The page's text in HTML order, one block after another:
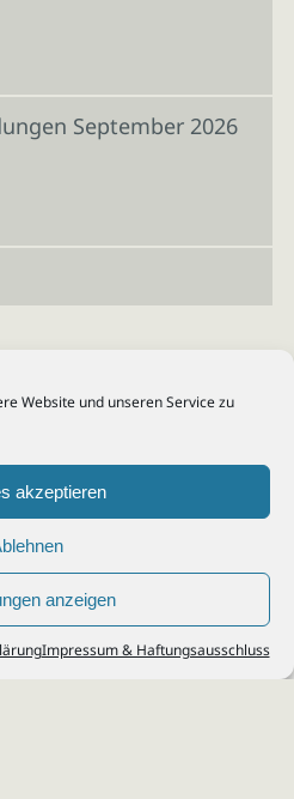
Website und unseren Service zu
akzeptieren
anzeigen
Impressum & Haftungsausschluss
September 2026
Poll, Porz, Deutz, Mülheim,